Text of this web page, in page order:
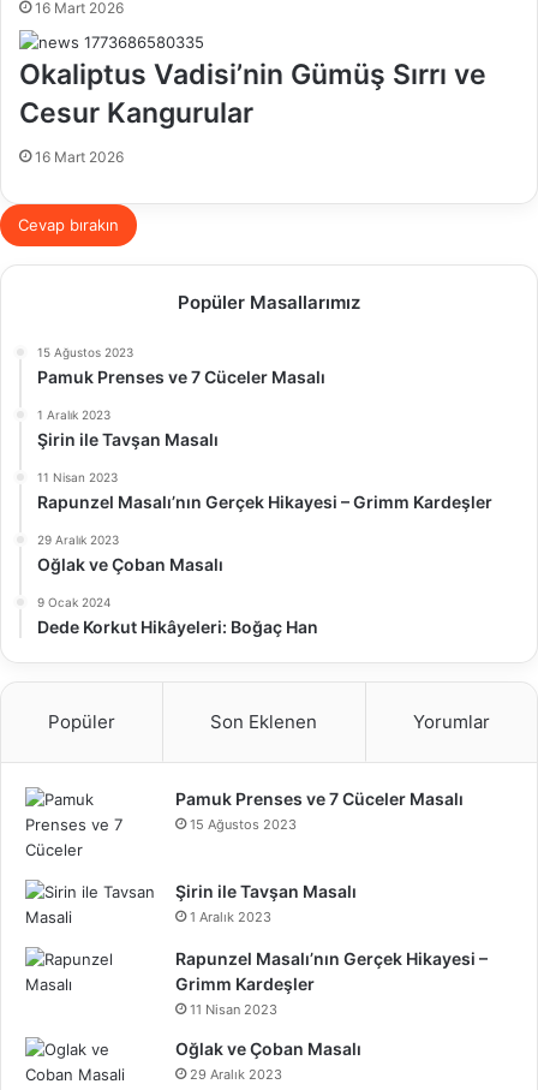
16 Mart 2026
Okaliptus Vadisi’nin Gümüş Sırrı ve
Cesur Kangurular
16 Mart 2026
Cevap bırakın
Popüler Masallarımız
15 Ağustos 2023
Pamuk Prenses ve 7 Cüceler Masalı
1 Aralık 2023
Şirin ile Tavşan Masalı
11 Nisan 2023
Rapunzel Masalı’nın Gerçek Hikayesi – Grimm Kardeşler
29 Aralık 2023
Oğlak ve Çoban Masalı
9 Ocak 2024
Dede Korkut Hikâyeleri: Boğaç Han
Popüler Son Eklenen Yorumlar
Pamuk Prenses ve 7 Cüceler Masalı
15 Ağustos 2023
Şirin ile Tavşan Masalı
1 Aralık 2023
Rapunzel Masalı’nın Gerçek Hikayesi –
Grimm Kardeşler
11 Nisan 2023
Oğlak ve Çoban Masalı
29 Aralık 2023